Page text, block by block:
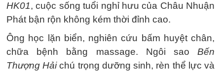
HK01, cuộc sống tuổi nghỉ hưu của Châu Nhuận
Phát bận rộn không kém thời đỉnh cao.
Ông học lặn biển, nghiên cứu bấm huyệt chân,
chữa bệnh bằng massage. Ngôi sao Bến
Thượng Hảichú trọng dưỡng sinh, rèn thể lực và